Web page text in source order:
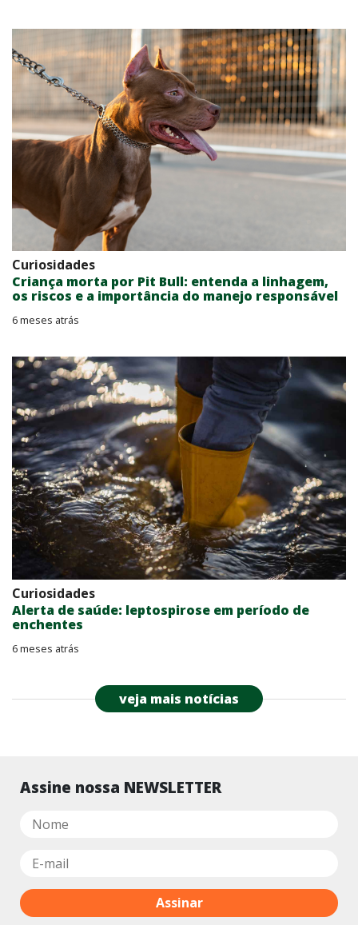
Curiosidades
Criança morta por Pit Bull: entenda a linhagem,
os riscos e a importância do manejo responsável
6 meses atrás
Curiosidades
Alerta de saúde: leptospirose em período de
enchentes
6 meses atrás
veja mais notícias
Assine nossa NEWSLETTER